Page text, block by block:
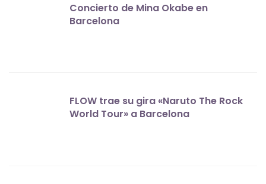
Concierto de Mina Okabe en
Barcelona
FLOW trae su gira «Naruto The Rock
World Tour» a Barcelona